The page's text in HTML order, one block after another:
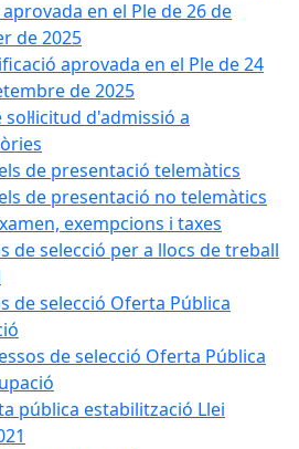
en el Ple de 26 de
de 2025
aprovada en el Ple de 24
de 2025
d'admissió a
de presentació telemàtics
de presentació no telemàtics
exempcions i taxes
de selecció per a llocs de treball
de selecció Oferta Pública
de selecció Oferta Pública
pública estabilització Llei